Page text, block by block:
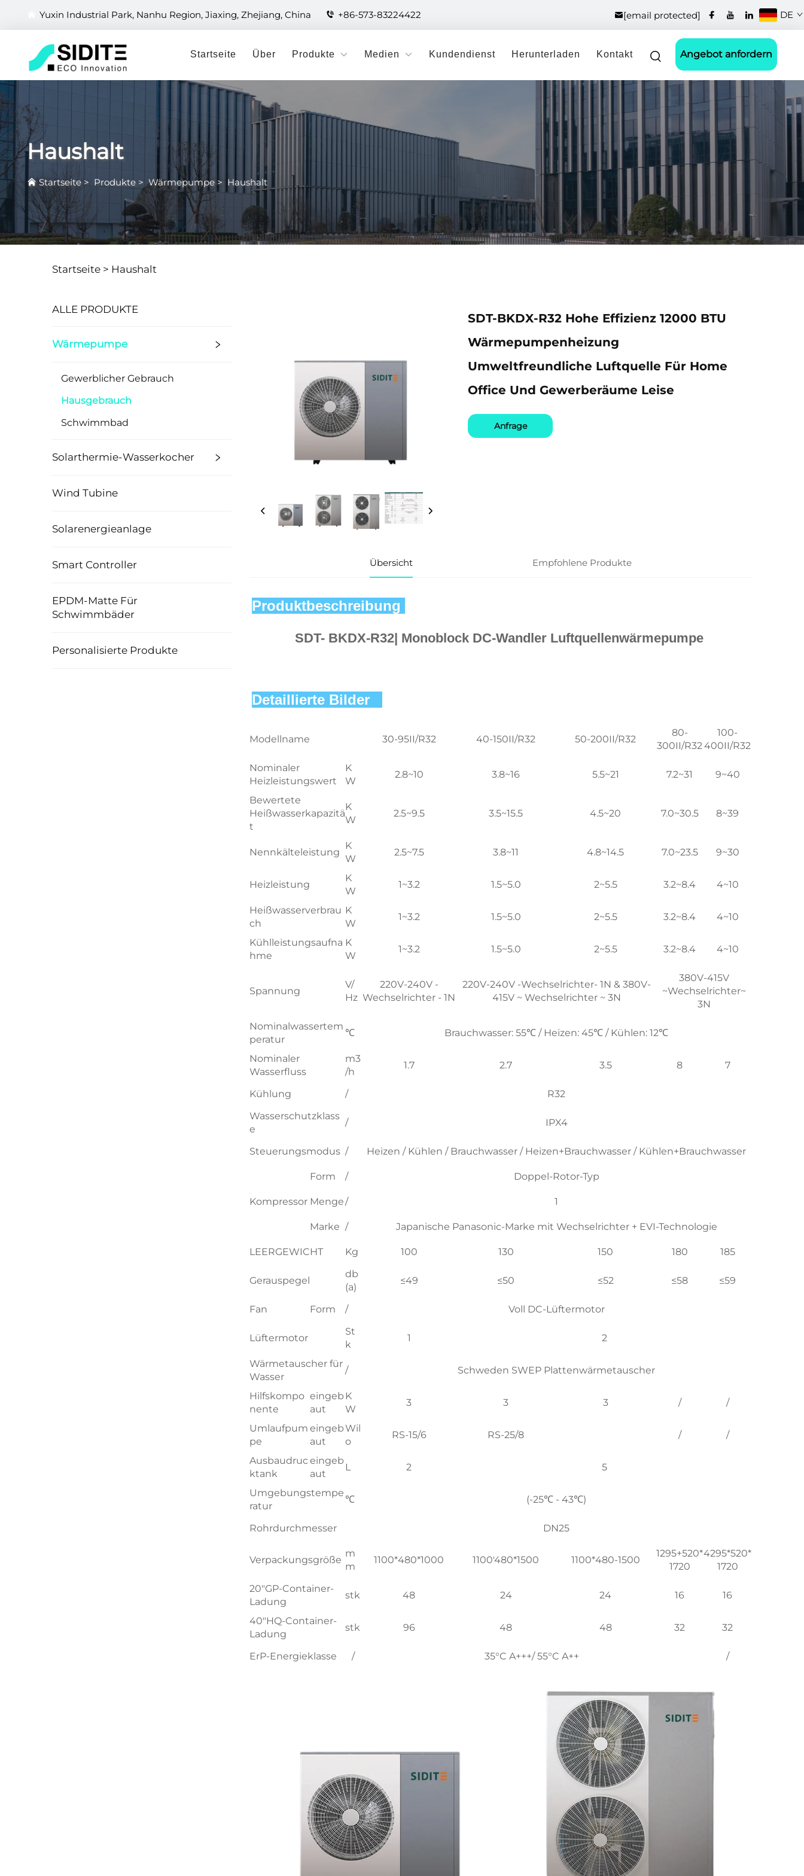
Yuxin Industrial Park, Nanhu Region, Jiaxing, Zhejiang, China +86-573-83224422 [email protected] DE
Startseite Über Produkte Medien Kundendienst Herunterladen Kontakt Angebot anfordern
Haushalt
Startseite > Produkte >Wärmepumpe > Haushalt
Startseite > Haushalt
ALLE PRODUKTE
Wärmepumpe
Gewerblicher Gebrauch
Hausgebrauch
Schwimmbad
Solarthermie-Wasserkocher
Wind Tubine
Solarenergieanlage
Smart Controller
EPDM-Matte Für
Schwimmbäder
Personalisierte Produkte
SDT-BKDX-R32 Hohe Effizienz 12000 BTU
Wärmepumpenheizung
Umweltfreundliche Luftquelle Für Home
Office Und Gewerberäume Leise
Anfrage
Übersicht Empfohlene Produkte
Produktbeschreibung
SDT- BKDX-R32| Monoblock DC-Wandler Luftquellenwärmepumpe
Detaillierte Bilder
Modellname 30-95II/R32 40-150II/R32 50-200II/R32
80-
300II/R32
100-
400II/R32
Nominaler
Heizleistungswert
K
W
2.8~10 3.8~16 5.5~21 7.2~31 9~40
Bewertete
Heißwasserkapazitä
t
K
W
2.5~9.5 3.5~15.5 4.5~20 7.0~30.5 8~39
Nennkälteleistung
K
W
2.5~7.5 3.8~11 4.8~14.5 7.0~23.5 9~30
Heizleistung
K
W
1~3.2 1.5~5.0 2~5.5 3.2~8.4 4~10
Heißwasserverbrau
ch
K
W
1~3.2 1.5~5.0 2~5.5 3.2~8.4 4~10
Kühlleistungsaufna
hme
K
W
1~3.2 1.5~5.0 2~5.5 3.2~8.4 4~10
Spannung
V/
Hz
220V-240V -
Wechselrichter - 1N
220V-240V -Wechselrichter- 1N & 380V-
415V ~ Wechselrichter ~ 3N
380V-415V
~Wechselrichter~
3N
Nominalwassertem
peratur
℃ Brauchwasser: 55℃ / Heizen: 45℃ / Kühlen: 12℃
Nominaler
Wasserfluss
m3
/h
1.7 2.7 3.5 8 7
Kühlung /
R32
Wasserschutzklass
e
/ IPX4
Steuerungsmodus / Heizen / Kühlen / Brauchwasser / Heizen+Brauchwasser / Kühlen+Brauchwasser
Form / Doppel-Rotor-Typ
Kompressor Menge/ 1
Marke / Japanische Panasonic-Marke mit Wechselrichter + EVI-Technologie
LEERGEWICHT Kg 100 130 150 180 185
Gerauspegel
db
(a)
≤49 ≤50 ≤52 ≤58 ≤59
Fan Form / Voll DC-Lüftermotor
Lüftermotor
St
k
1 2
Wärmetauscher für
Wasser
/ Schweden SWEP Plattenwärmetauscher
Hilfskompo
nente
eingeb
aut
K
W
3 3 3 / /
Umlaufpum
pe
eingeb
aut
Wil
o
RS-15/6 RS-25/8 / /
Ausbaudruc
ktank
eingeb
aut
L 2 5
Umgebungstempe
ratur
℃ (-25℃ - 43℃)
Rohrdurchmesser DN25
Verpackungsgröße
m
m
1100*480*1000 1100'480*1500 1100*480-1500
1295+520*
1720
4295*520*
1720
20"GP-Container-
Ladung
stk 48 24 24 16 16
40"HQ-Container-
Ladung
stk 96 48 48 32 32
ErP-Energieklasse / 35°C A+++/ 55°C A++ /